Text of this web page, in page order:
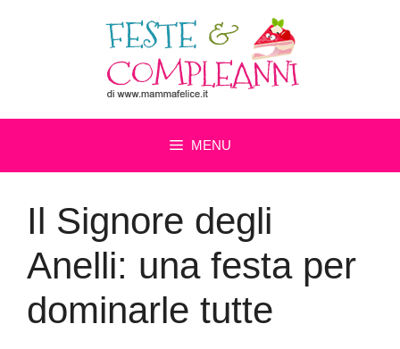
MENU
Il Signore degli
Anelli: una festa per
dominarle tutte